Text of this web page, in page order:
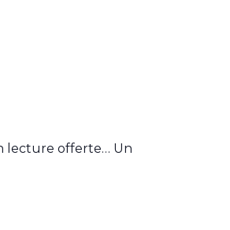
lecture offerte… Un